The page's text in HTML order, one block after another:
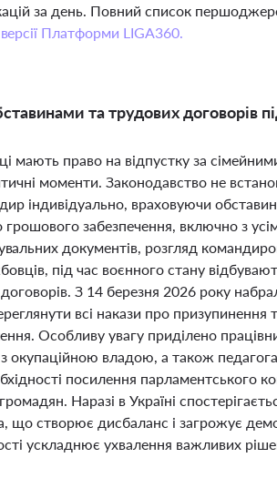
за день. Повний список
Платформи LIGA360.
та трудових договорів
мають право на відпустку за
моменти. Законодавство не
індивідуально, враховуючи
забезпечення, включно з
документів, розгляд
під час воєнного стану
З 14 березня 2026 року
всі накази про призупинення
Особливу увагу приділено
окупаційною владою, а також
посилення парламентського
Наразі в Україні
що створює дисбаланс і загрожує
ускладнює ухвалення важливих